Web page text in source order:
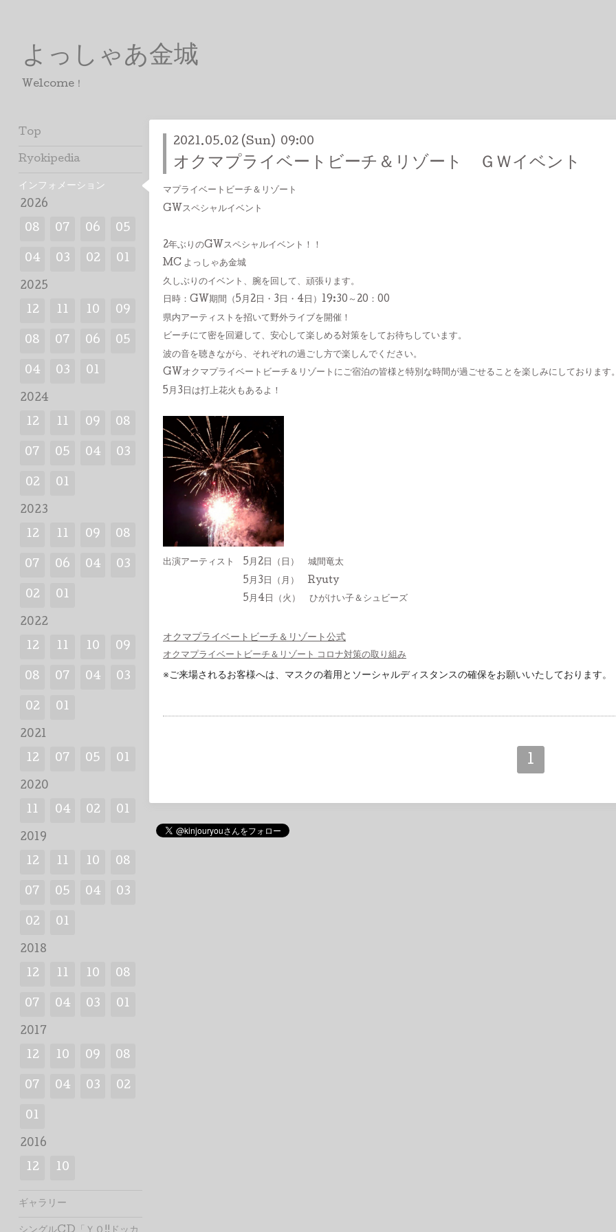
よっしゃあ金城
Welcome！
2021.05.02 (Sun) 09:00
オクマプライベートビーチ＆リゾート ＧＷイベント
マプライベートビーチ＆リゾート
GWスペシャルイベント
2年ぶりのGWスペシャルイベント！！
MC よっしゃあ金城
久しぶりのイベント、腕を回して、頑張ります。
日時：GW期間（5月2日・3日・4日）19:30～20：00
県内アーティストを招いて野外ライブを開催！
ビーチにて密を回避して、安心して楽しめる対策をしてお待ちしています。
波の音を聴きながら、それぞれの過ごし方で楽しんでください。
GWオクマプライベートビーチ＆リゾートにご宿泊の皆様と特別な時間が過ごせることを楽しみにしております
5月3日は打上花火もあるよ！
出演アーティスト 5月2日（日） 城間竜太
5月3日（月） Ryuty
5月4日（火） ひがけい子＆シュビーズ
オクマプライベートビーチ＆リゾート公式
オクマプライベートビーチ＆リゾート コロナ対策の取り組み
※ご来場されるお客様へは、マスクの着用とソーシャルディスタンスの確保をお願いいたしております。
1
Top
Ryokipedia
インフォメーション
2026
08 07 06 05
04 03 02 01
2025
12 11 10 09
08 07 06 05
04 03 01
2024
12 11 09 08
07 05 04 03
02 01
2023
12 11 09 08
07 06 04 03
02 01
2022
12 11 10 09
08 07 04 03
02 01
2021
12 07 05 01
2020
11 04 02 01
2019
12 11 10 08
07 05 04 03
02 01
2018
12 11 10 08
07 04 03 01
2017
12 10 09 08
07 04 03 02
01
2016
12 10
ギャラリー